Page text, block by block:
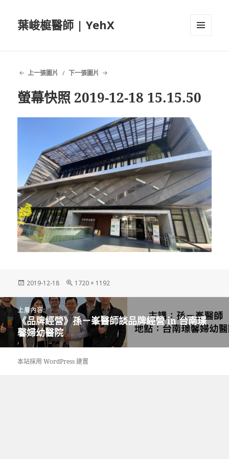
葉峻榳醫師 | YehX
上一張圖片 下一張圖片
螢幕快照 2019-12-18 15.15.50
發
日
期:
2019-12-18
完
尺
寸
1720 × 1192
文
導
上層內容:
《品牌經營》孫ㄧ峯醫師談品牌經營 in 台南璟
馨婦幼醫院
本站採用 WordPress 建置